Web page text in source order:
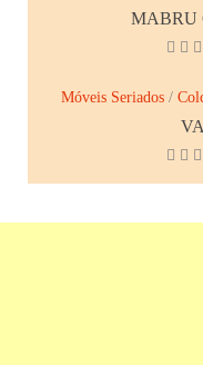
MABRU
Móveis Seriados/